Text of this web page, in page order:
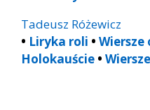
Tadeusz Różewicz
• Liryka roli • Wiersze
Holokauście •